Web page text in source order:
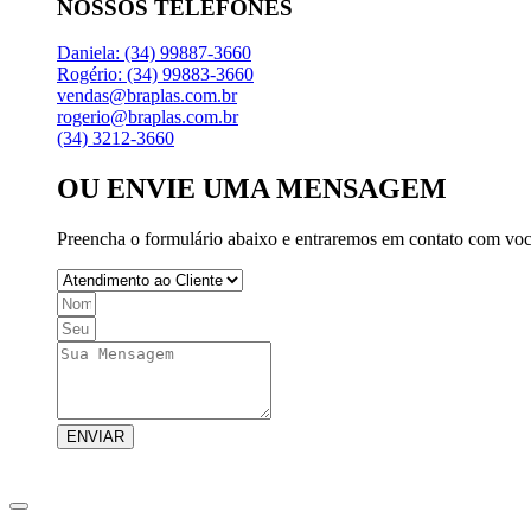
NOSSOS TELEFONES
Daniela: (34) 99887-3660
Rogério: (34) 99883-3660
vendas@braplas.com.br
rogerio@braplas.com.br
(34) 3212-3660
OU ENVIE UMA MENSAGEM
Preencha o formulário abaixo e entraremos em contato com
ENVIAR